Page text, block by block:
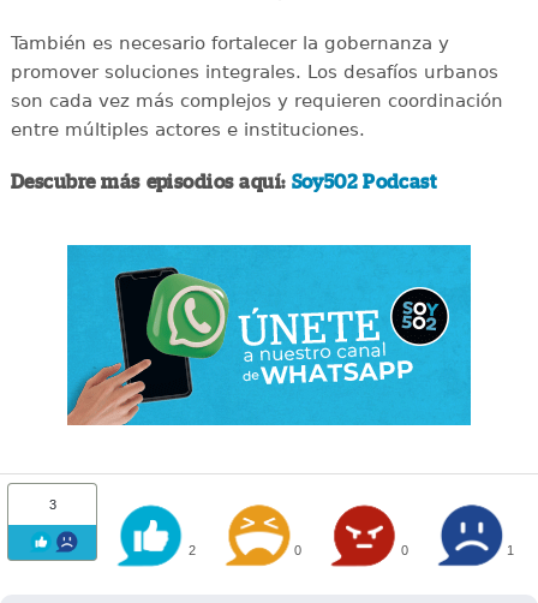
También es necesario fortalecer la gobernanza y
promover soluciones integrales. Los desafíos urbanos
son cada vez más complejos y requieren coordinación
entre múltiples actores e instituciones.
Descubre más episodios aquí:Soy502 Podcast
3
2 0 0 1